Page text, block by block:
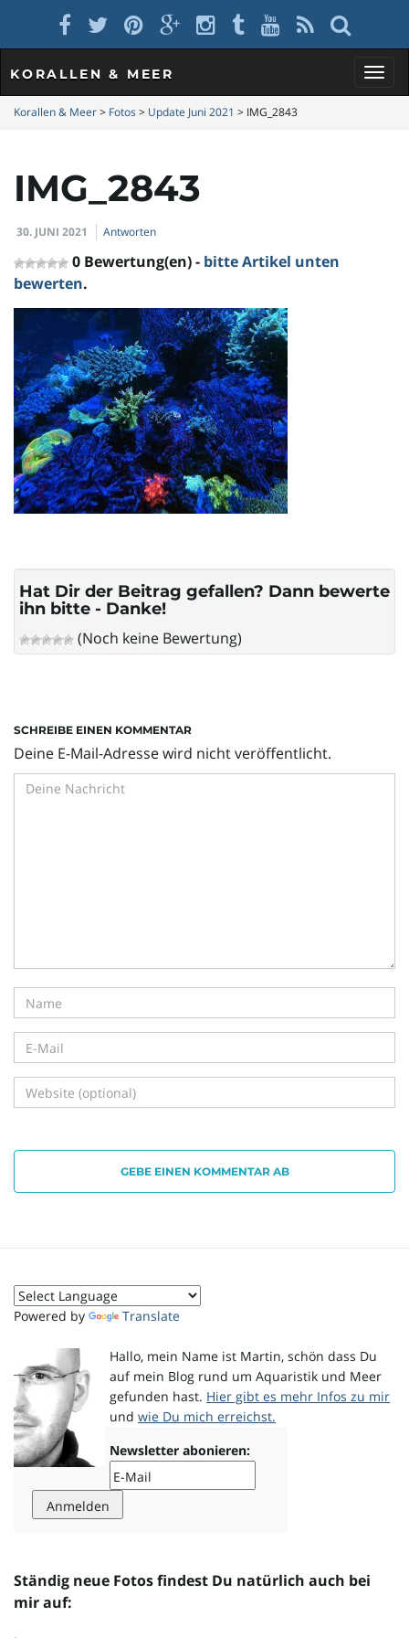
e
a
t
i
KORALLEN & MEER
Korallen & Meer> Fotos > Update Juni 2021 > IMG_2843
IMG_2843
30. JUNI 2021 Antworten
0 Bewertung(en) - bitte Artikel unten
bewerten.
Hat Dir der Beitrag gefallen? Dann bewerte
ihn bitte - Danke!
(Noch keine Bewertung)
SCHREIBE EINEN KOMMENTAR
Deine E-Mail-Adresse wird nicht veröffentlicht.
GEBE EINEN KOMMENTAR AB
Powered by Translate
Hallo, mein Name ist Martin, schön dass Du
auf mein Blog rund um Aquaristik und Meer
gefunden hast. Hier gibt es mehr Infos zu mir
und wie Du mich erreichst.
Newsletter abonieren:
Ständig neue Fotos findest Du natürlich auch bei
mir auf: